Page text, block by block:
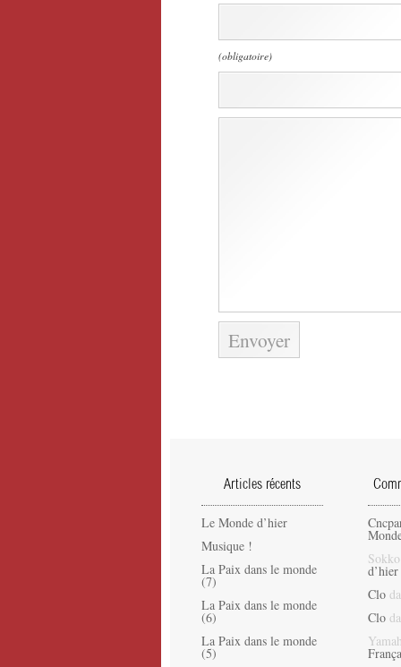
(obligatoire)
Articles récents
Le Monde d’hier
Musique !
La Paix dans le monde
(7)
La Paix dans le monde
(6)
La Paix dans le monde
(5)
Sokko
d’hier
Clo
Clo